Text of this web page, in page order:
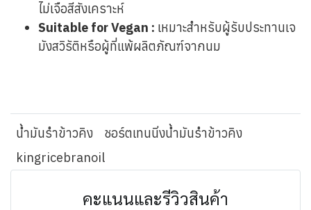
ไม่เจือสีสังเคราะห์
Suitable for Vegan : เหมาะสำหรับผู้รับประทานเจ
มังสวิรัติหรือผู้ที่แพ้ผลิตภัณฑ์จากนม
น้ำมันรำข้าวคิง
ชอร์ตเทนนิ่งน้ำมันรำข้าวคิง
kingricebranoil
คะแนนและรีวิวสินค้า